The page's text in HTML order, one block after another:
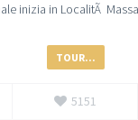
inizia in LocalitÃ
TOUR...
5151